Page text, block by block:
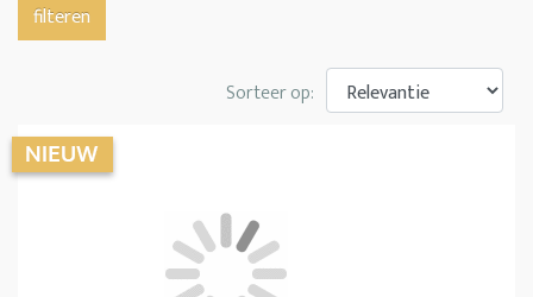
filteren
Sorteer op: